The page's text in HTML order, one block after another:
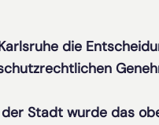
die
Stadt wurde das